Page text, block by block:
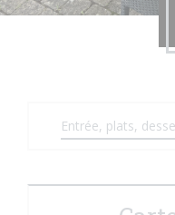
Entrée, plats,